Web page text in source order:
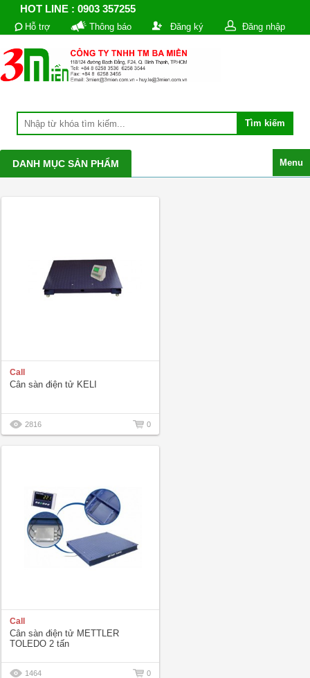
HOT LINE : 0903 357255
Hỗ trợ Thông báo Đăng ký Đăng nhập
Menu
DANH MỤC SẢN PHẨM
Call
Cân sàn điện tử KELI
2816 0
Call
Cân sàn điện tử METTLER
TOLEDO 2 tấn
1464 0